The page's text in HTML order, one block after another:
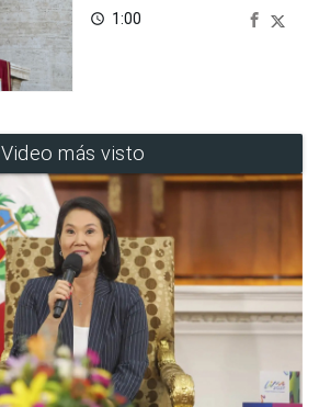
access_time 1:00
Video más visto